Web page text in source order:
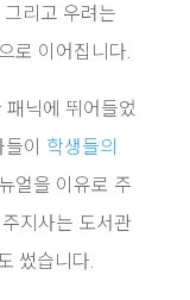
리고 우려는
로 이어집니다.
패닉에 뛰어들었
이 학생들의
얼을 이유로 주
지사는 도서관
썼습니다.